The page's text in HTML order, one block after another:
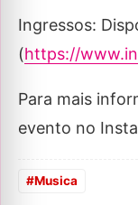
Ingressos:
(https://
Para mais
evento no
#Musica